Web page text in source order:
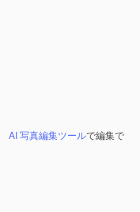
AI 写真編集ツールで編集で